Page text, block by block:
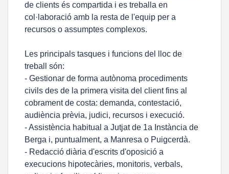
de clients és compartida i es treballa en
col·laboració amb la resta de l'equip per a
recursos o assumptes complexos.
Les principals tasques i funcions del lloc de
treball són:
- Gestionar de forma autònoma procediments
civils des de la primera visita del client fins al
cobrament de costa: demanda, contestació,
audiència prèvia, judici, recursos i execució.
- Assistència habitual a Jutjat de 1a Instància de
Berga i, puntualment, a Manresa o Puigcerdà.
- Redacció diària d'escrits d'oposició a
execucions hipotecàries, monitoris, verbals,